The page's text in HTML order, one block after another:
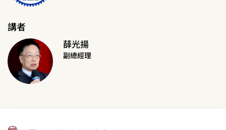
講者
薛光揚
副總經理